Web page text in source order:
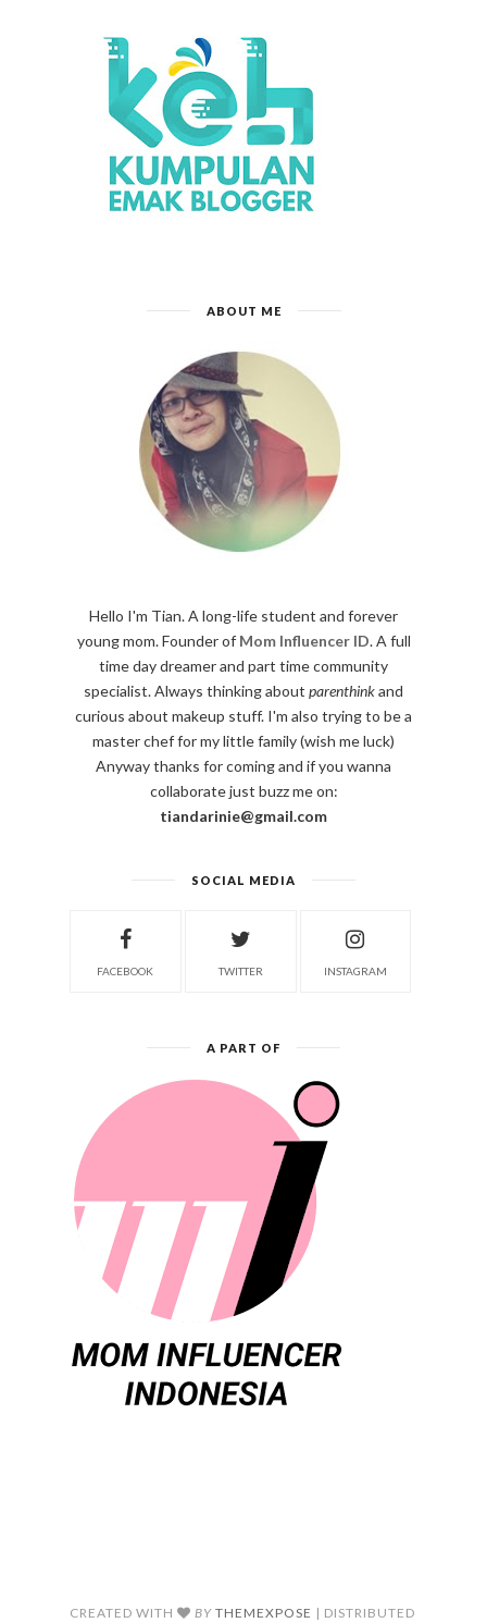
ABOUT ME
Hello I'm Tian. A long-life student and forever
young mom. Founder of Mom Influencer ID. A full
time day dreamer and part time community
specialist. Always thinking about parenthinkand
curious about makeup stuff. I'm also trying to be a
master chef for my little family (wish me luck)
Anyway thanks for coming and if you wanna
collaborate just buzz me on:
tiandarinie@gmail.com
SOCIAL MEDIA
FACEBOOK TWITTER INSTAGRAM
A PART OF
CREATED WITH BY THEMEXPOSE | DISTRIBUTED